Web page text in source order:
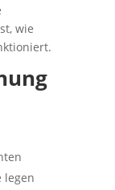
wie
legen